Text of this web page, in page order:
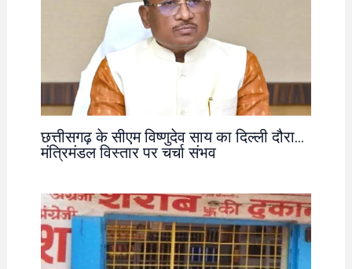
छत्तीसगढ़ के सीएम विष्णुदेव साय का दिल्ली दौरा…
मंत्रिमंडल विस्तार पर चर्चा संभव